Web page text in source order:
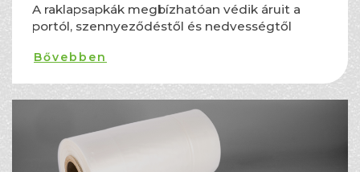
A raklapsapkák megbízhatóan védik áruit a
portól, szennyeződéstől és nedvességtől
Bővebben